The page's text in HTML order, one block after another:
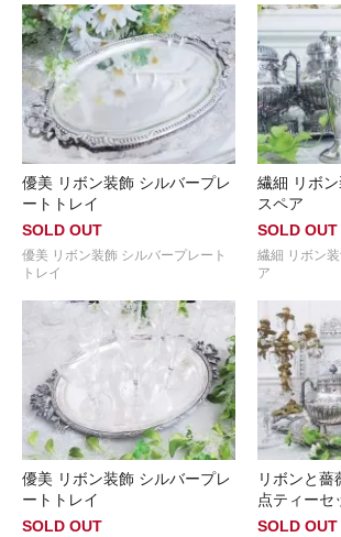
優美 リボン装飾 シルバープレ
ートトレイ
SOLD OUT
優美 リボン装飾 シルバープレート
トレイ
繊細 リボ
スペア
SOLD OUT
繊細 リボン
ア
優美 リボン装飾 シルバープレ
ートトレイ
SOLD OUT
リボンと薔
点ティーセ
SOLD OUT